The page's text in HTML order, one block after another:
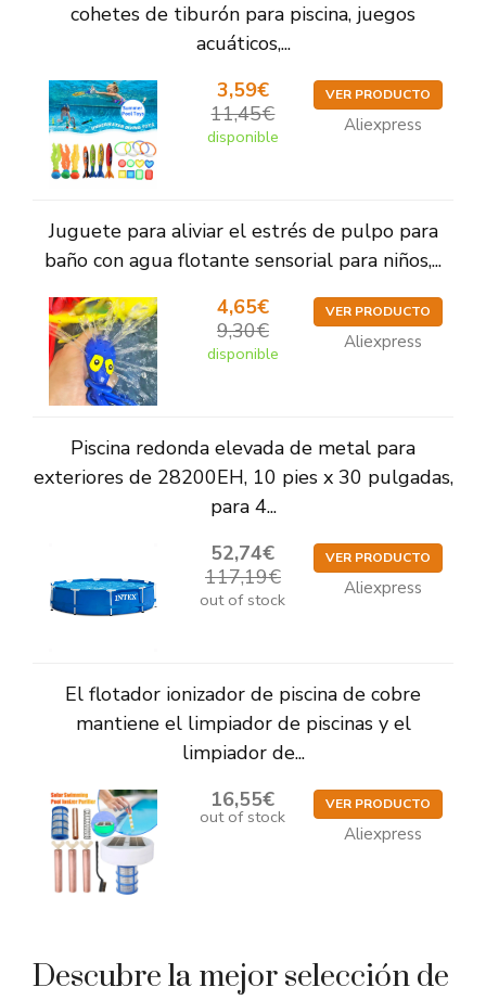
cohetes de tiburón para piscina, juegos
acuáticos,...
3,59€
11,45€
disponible
VER PRODUCTO
Aliexpress
Juguete para aliviar el estrés de pulpo para
baño con agua flotante sensorial para niños,...
4,65€
9,30€
disponible
VER PRODUCTO
Aliexpress
Piscina redonda elevada de metal para
exteriores de 28200EH, 10 pies x 30 pulgadas,
para 4...
52,74€
117,19€
out of stock
VER PRODUCTO
Aliexpress
El flotador ionizador de piscina de cobre
mantiene el limpiador de piscinas y el
limpiador de...
16,55€
out of stock
VER PRODUCTO
Aliexpress
Descubre la mejor selección de